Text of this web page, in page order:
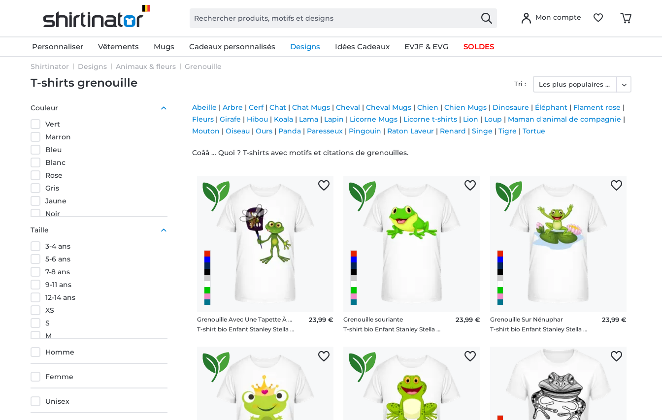
Mon compte
Personnaliser Vêtements Mugs Cadeaux personnalisés Designs Idées Cadeaux EVJF & EVG SOLDES
Shirtinator Designs Animaux & fleurs Grenouille
T-shirts grenouille
Couleur
Vert
Marron
Bleu
Blanc
Rose
Gris
Jaune
Noir
Pourpre
Taille
3-4 ans
5-6 ans
7-8 ans
9-11 ans
12-14 ans
XS
S
M
L
XL
XXL
3XL
4XL
5XL
Homme
Femme
Unisex
Abeille | Arbre | Cerf| Chat | Chat Mugs | Cheval | Cheval Mugs | Chien | Chien Mugs | Dinosaure | Éléphant | Flament rose |
Fleurs | Girafe | Hibou | Koala | Lama | Lapin | Licorne Mugs | Licorne t-shirts | Lion | Loup | Maman d'animal de compagnie |
Mouton | Oiseau | Ours | Panda | Paresseux | Pingouin | Raton Laveur | Renard | Singe | Tigre | Tortue
Coââ … Quoi ? T-shirts avec motifs et citations de grenouilles.
Tri :
Grenouille Avec Une Tapette À Mouche
T-shirt bio Enfant Stanley Stella 2.0
23,99 €
Grenouille souriante
T-shirt bio Enfant Stanley Stella 2.0
23,99 €
Grenouille Sur Nénuphar
T-shirt bio Enfant Stanley Stella 2.0
23,99 €